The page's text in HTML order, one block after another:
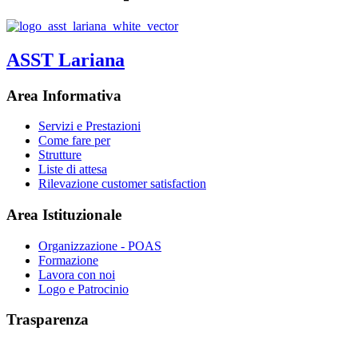
ASST Lariana
Area Informativa
Servizi e Prestazioni
Come fare per
Strutture
Liste di attesa
Rilevazione customer satisfaction
Area Istituzionale
Organizzazione - POAS
Formazione
Lavora con noi
Logo e Patrocinio
Trasparenza